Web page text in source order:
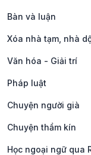
Bàn và luận
Xóa nhà tạm, nhà
Văn hóa - Giải trí
Pháp luật
Chuyện người già
Chuyện thầm kín
Học ngoại ngữ qua